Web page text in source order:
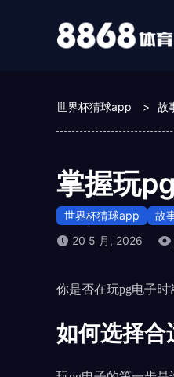
世界杯猜球app > 故
掌握玩
世界杯猜球app
故
20 5 月, 2026
你是否在玩pg电子
如何选择合